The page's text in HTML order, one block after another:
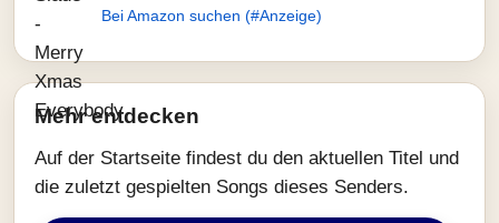
Bei Amazon suchen (#Anzeige)
Mehr entdecken
Auf der Startseite findest du den aktuellen Titel und
die zuletzt gespielten Songs dieses Senders.